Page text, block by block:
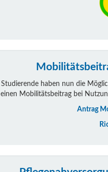
Studierende haben nun die
einen Mobilitätsbeitrag bei
Antrag